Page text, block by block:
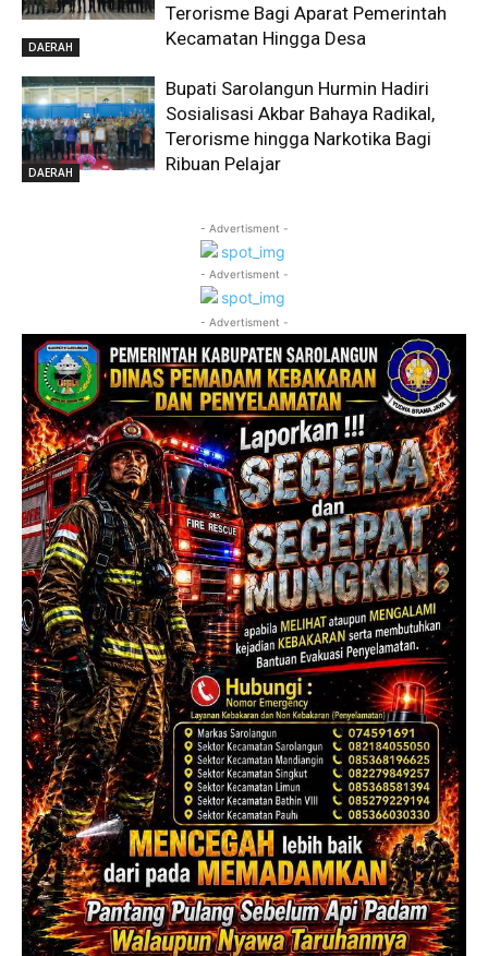
DAERAH
Terorisme Bagi Aparat Pemerintah
Kecamatan Hingga Desa
DAERAH
Bupati Sarolangun Hurmin Hadiri
Sosialisasi Akbar Bahaya Radikal,
Terorisme hingga Narkotika Bagi
Ribuan Pelajar
- Advertisment -
- Advertisment -
- Advertisment -